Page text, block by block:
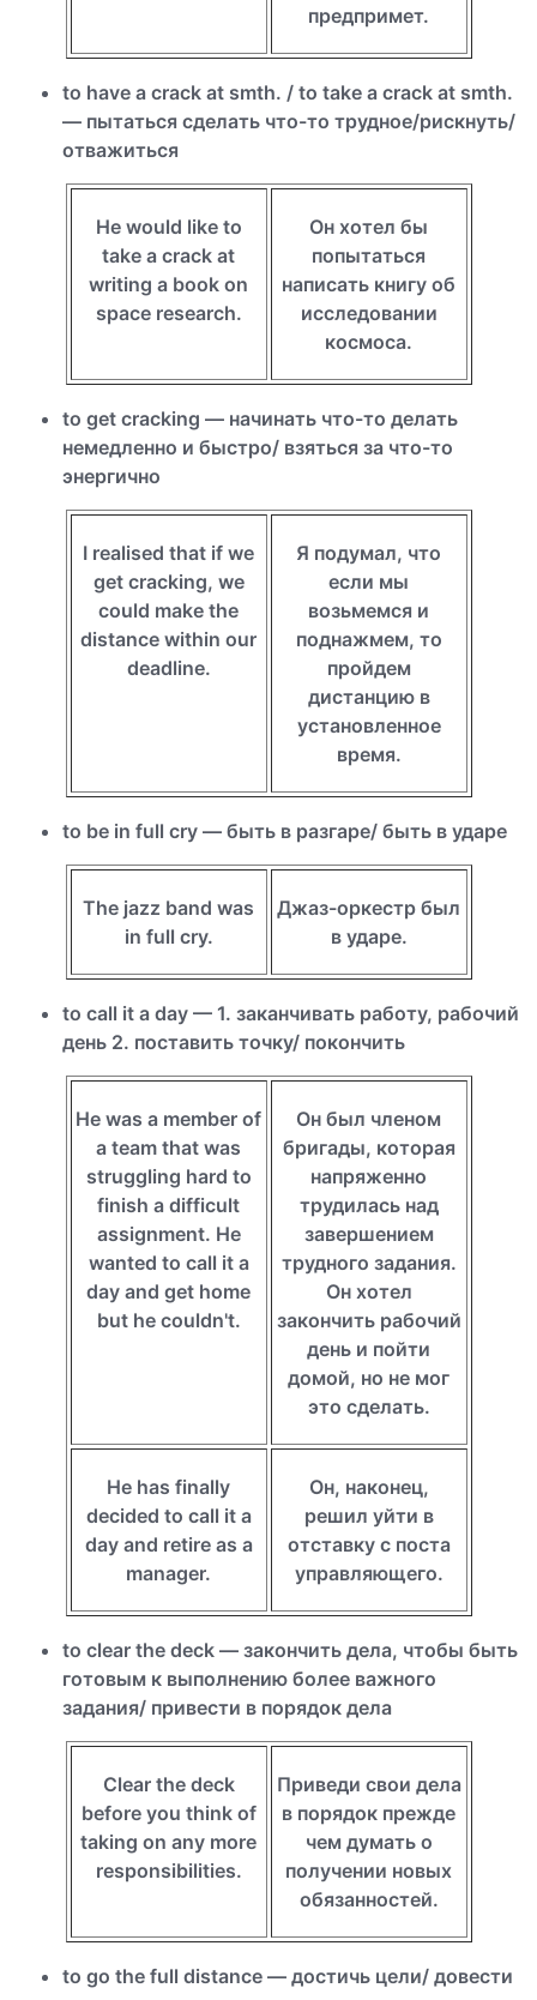
предпримет.
to have a crack at smth. / to take a crack at smth.
— пытаться сделать что-то трудное/рискнуть/
отважиться
Не would like to
take a crack at
writing a book on
space research.
Он хотел бы
попытаться
написать книгу об
исследовании
космоса.
to get cracking — начинать что-то делать
немедленно и быстро/ взяться за что-то
энергично
I realised that if we
get cracking, we
could make the
distance within our
deadline.
Я подумал, что
если мы
возьмемся и
поднажмем, то
пройдем
дистанцию в
установленное
время.
to be in full cry — быть в разгаре/ быть в ударе
The jazz band was
in full cry.
Джаз-оркестр был
в ударе.
to call it a day — 1. заканчивать работу, рабочий
день 2. поставить точку/ покончить
Не was a member of
a team that was
struggling hard to
finish a difficult
assignment. He
wanted to call it a
day and get home
but he couldn't.
Он был членом
бригады, которая
напряженно
трудилась над
завершением
трудного задания.
Он хотел
закончить рабочий
день и пойти
домой, но не мог
это сделать.
He has finally
decided to call it a
day and retire as a
manager.
Он, наконец,
решил уйти в
отставку с поста
управляющего.
to clear the deck — закончить дела, чтобы быть
готовым к выполнению более важного
задания/ привести в порядок дела
Clear the deck
before you think of
taking on any more
responsibilities.
Приведи свои дела
в порядок прежде
чем думать о
получении новых
обязанностей.
to go the full distance — достичь цели/ довести